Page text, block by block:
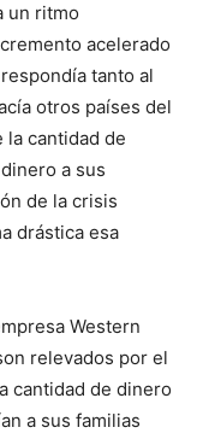
un ritmo
acelerado
tanto al
otros países del
la cantidad de
a sus
de la crisis
drástica esa
Western
relevados por el
cantidad de dinero
a sus familias